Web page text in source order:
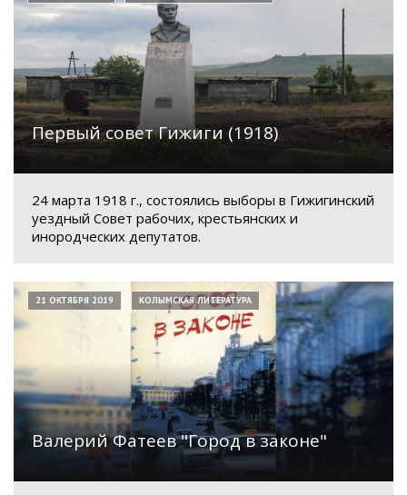
Первый совет Гижиги (1918)
24 марта 1918 г., состоялись выборы в Гижигинский
уездный Совет рабочих, крестьянских и
инородческих депутатов.
Валерий Фатеев "Город в законе"
21 ОКТЯБРЯ 2019 КОЛЫМСКАЯ ЛИТЕРАТУРА